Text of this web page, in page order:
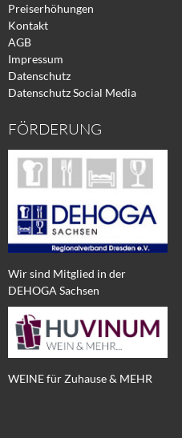
Preiserhöhungen
Kontakt
AGB
Impressum
Datenschutz
Datenschutz Social Media
FÖRDERUNG
Wir sind Mitglied in der
DEHOGA Sachsen
WEINE für Zuhause & MEHR